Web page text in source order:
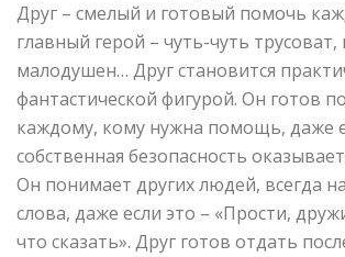
Друг – смелый и готовый помочь
главный герой – чуть-чуть
малодушен… Друг становится
фантастической фигурой. Он готов
каждому, кому нужна помощь, даже
собственная безопасность
Он понимает других людей, всегда
слова, даже если это – «Прости,
что сказать». Друг готов отдать